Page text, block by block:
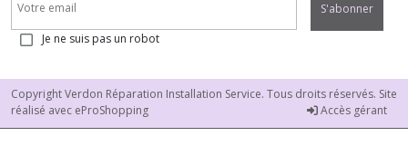
S'abonner
Je ne suis pas un robot
Copyright Verdon Réparation Installation Service. Tous droits réservés. Site
réalisé avec eProShopping Accès gérant